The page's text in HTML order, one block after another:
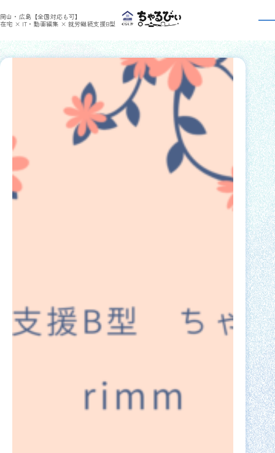
岡山・広島【全国対応も可】
在宅 × IT・動画編集 × 就労継続支援B型
rimm さんの記事
rimmさんの日報一覧